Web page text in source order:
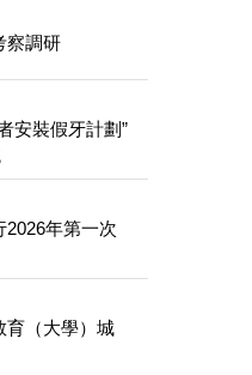
察調研
安裝假牙計劃”
年第一次
育（大學）城